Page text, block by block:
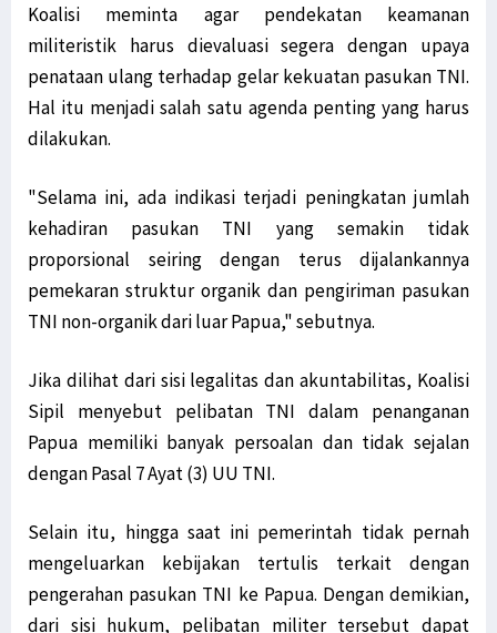
Koalisi meminta agar pendekatan keamanan
militeristik harus dievaluasi segera dengan upaya
penataan ulang terhadap gelar kekuatan pasukan TNI.
Hal itu menjadi salah satu agenda penting yang harus
dilakukan.
"Selama ini, ada indikasi terjadi peningkatan jumlah
kehadiran pasukan TNI yang semakin tidak
proporsional seiring dengan terus dijalankannya
pemekaran struktur organik dan pengiriman pasukan
TNI non-organik dari luar Papua," sebutnya.
Jika dilihat dari sisi legalitas dan akuntabilitas, Koalisi
Sipil menyebut pelibatan TNI dalam penanganan
Papua memiliki banyak persoalan dan tidak sejalan
dengan Pasal 7 Ayat (3) UU TNI.
Selain itu, hingga saat ini pemerintah tidak pernah
mengeluarkan kebijakan tertulis terkait dengan
pengerahan pasukan TNI ke Papua. Dengan demikian,
dari sisi hukum, pelibatan militer tersebut dapat